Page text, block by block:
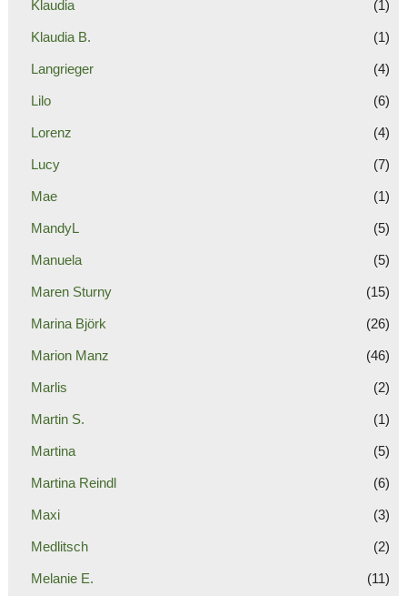
Klaudia (1)
Klaudia B. (1)
Langrieger (4)
Lilo (6)
Lorenz (4)
Lucy (7)
Mae (1)
MandyL (5)
Manuela (5)
Maren Sturny (15)
Marina Björk (26)
Marion Manz (46)
Marlis (2)
Martin S. (1)
Martina (5)
Martina Reindl (6)
Maxi (3)
Medlitsch (2)
Melanie E. (11)